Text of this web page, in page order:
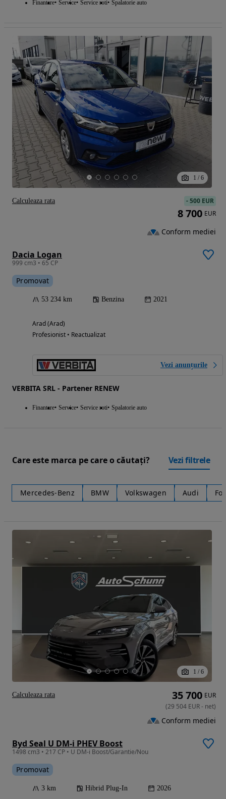
Finantare Service Service roti Spalatorie auto
1 / 6
Dacia Logan
999 cm3 • 65 CP
Promovat
53 234 km Benzina 2021
Arad (Arad)
Profesionist • Reactualizat
Vezi anunțurile
VERBITA SRL - Partener RENEW
Finantare Service Service roti Spalatorie auto
-500 EUR
8 700 EUR
Conform mediei
Calculeaza rata
Care este marca pe care o căutați? Vezi filtrele
Mercedes-Benz BMW Volkswagen Audi
1 / 6
Byd Seal U DM-i PHEV Boost
1498 cm3 • 217 CP • U DM-i Boost/Garantie/Nou
Promovat
3 km Hibrid Plug-In 2026
35 700 EUR
(29 504 EUR- net)
Conform mediei
Calculeaza rata